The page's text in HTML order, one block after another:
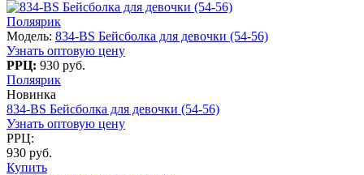
Поляярик
Модель: 834-BS Бейсболка для девочки (54-56)
Узнать оптовую цену
РРЦ: 930 руб.
Поляярик
Новинка
834-BS Бейсболка для девочки (54-56)
Узнать оптовую цену
РРЦ:
930 руб.
Купить